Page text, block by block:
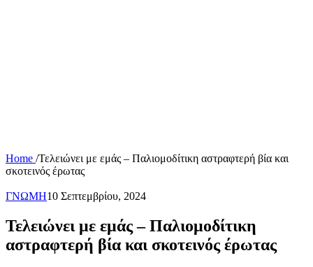
Home /Τελειώνει με εμάς – Παλιομοδίτικη αστραφτερή βία και
σκοτεινός έρωτας
ΓΝΩΜΗ10 Σεπτεμβρίου, 2024
Τελειώνει με εμάς – Παλιομοδίτικη
αστραφτερή βία και σκοτεινός έρωτας